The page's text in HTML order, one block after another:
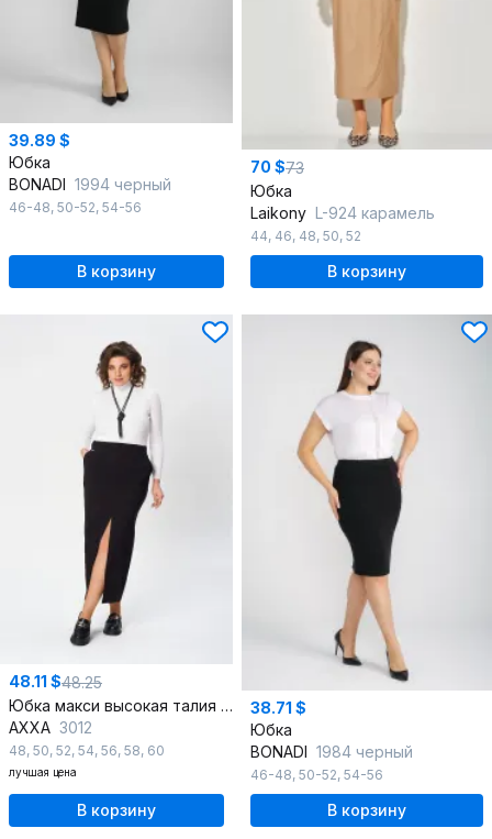
39.89 $
Юбка
BONADI 1994 черный
46-48, 50-52, 54-56
В корзину
70 $73
Юбка
Laikony L-924 карамель
44, 46, 48, 50, 52
В корзину
48.11 $48.25
Юбка макси высокая талия с разрезом из вискозы
AXXA 3012
48, 50, 52, 54, 56, 58, 60
лучшая цена
В корзину
38.71 $
Юбка
BONADI 1984 черный
46-48, 50-52, 54-56
В корзину